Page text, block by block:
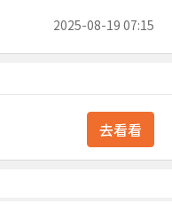
2025-08-19 07:15
去看看